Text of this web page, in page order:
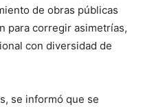
de obras públicas
para corregir asimetrías,
con diversidad de
se informó que se